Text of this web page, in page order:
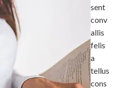
sent
conv
allis
felis
a
tellus
cons